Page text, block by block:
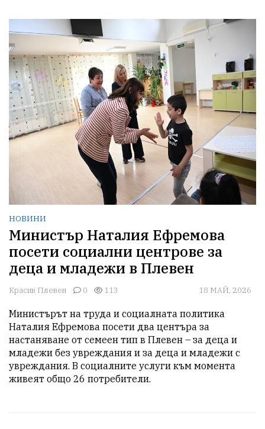
НОВИНИ
Министър Наталия Ефремова
посети социални центрове за
деца и младежи в Плевен
Красив Плевен 0 113 18 МАЙ, 2026
Министърът на труда и социалната политика
Наталия Ефремова посети два центъра за
настаняване от семеен тип в Плевен – за деца и
младежи без увреждания и за деца и младежи с
увреждания. В социалните услуги към момента
живеят общо 26 потребители.